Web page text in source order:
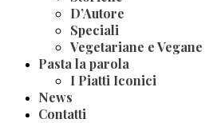
D’Autore
Speciali
Vegetariane e Vegane
Pasta la parola
I Piatti Iconici
News
Contatti